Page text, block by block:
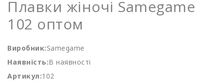
Плавки жіночі Samegame
102 оптом
Виробник:Samegame
Наявність:В наявності
Артикул:102